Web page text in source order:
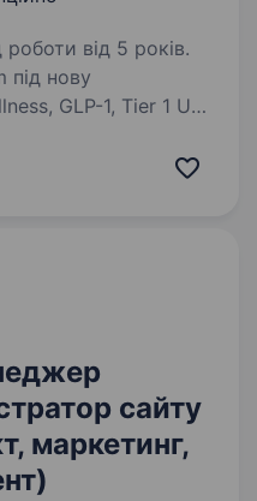
від 5 років.
нову
GLP-1, Tier 1 US.
яка займається
сайту
маркетинг,